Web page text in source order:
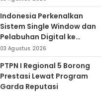
Indonesia Perkenalkan
Sistem Single Window dan
Pelabuhan Digital ke
Madagaskar
03 Agustus 2026
PTPN I Regional 5 Borong
Prestasi Lewat Program
Garda Reputasi